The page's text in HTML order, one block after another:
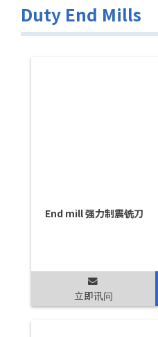
Duty End Mills
End mill 强力制震铣刀
立即讯问